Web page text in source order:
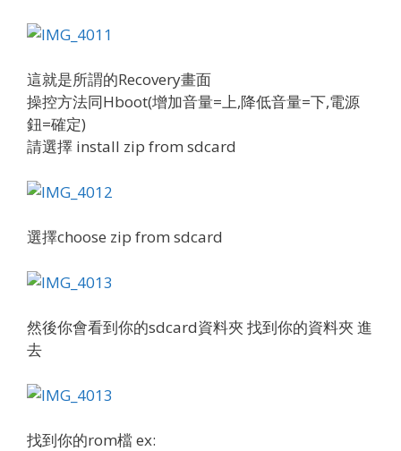
這就是所謂的Recovery畫面
操控方法同Hboot(增加音量=上,降低音量=下,電源
鈕=確定)
請選擇 install zip from sdcard
選擇choose zip from sdcard
然後你會看到你的sdcard資料夾 找到你的資料夾 進
去
找到你的rom檔 ex: